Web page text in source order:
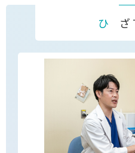
ひ